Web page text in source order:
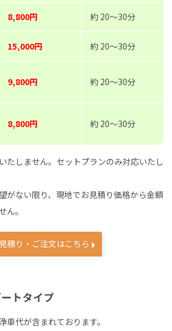
8,800円 約 20～30分
15,000円 約 20～30分
9,800円 約 20～30分
8,800円 約 20～30分
たしません。セットプランのみ対応いたし
がない限り、現地でお見積り価格から金額
ん。
積り・ご注文はこちら
トタイプ
車代が含まれております。